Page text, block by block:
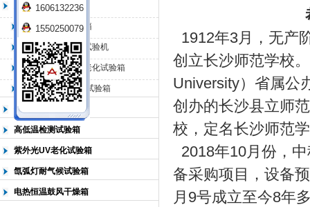
北京中科环试仪器有限公司
臭氧老化试验箱
QL-100臭氧老化箱
QL-225臭氧老化试验机
QL-500动态臭氧老化试验箱
QL-0*型臭氧老化试验箱
低温恒温试验箱
高低温检测试验箱
紫外光UV老化试验箱
氙弧灯耐气候试验箱
电热恒温鼓风干燥箱
1912年3月，无产
创立长沙师范学校
University）省属公
创办的长沙县立师
校，定名长沙师范
2018年10月份，
备采购项目，设备
月9号成立至今8年
1606132236
1550250079